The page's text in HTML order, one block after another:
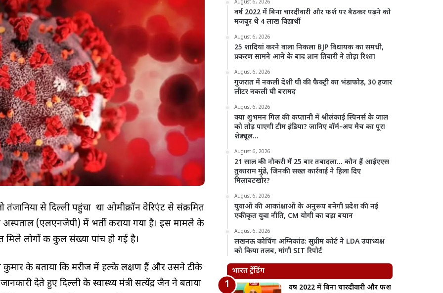
तंजानिया से दिल्ली पहुंचा था ओमीक्रॉन वेरिएंट से संक्रमित
(एलएनजेपी) में भर्ती कराया गया है। इस मामले के
लोगों की कुल संख्या पांच हो गई है।
के बताया कि मरीज में हल्के लक्षण हैं और उसने टीके
देते हुए दिल्ली के स्वास्थ्य मंत्री सत्येंद्र जैन ने बताया
August 6, 2026
वर्ष 2022 में बिना चारदीवारी और फर्श पर बैठकर पढ़ने को
मजबूर थे 4 लाख विद्यार्थी
August 6, 2026
25 शादियां करने वाला निकला BJP विधायक का समधी,
प्रकरण सामने आने के बाद ज्ञान तिवारी ने तोड़ा रिश्ता
August 6, 2026
गुजरात में नकली देशी घी की फैक्ट्री का भंडाफोड़, 30 हजार
लीटर नकली घी बरामद
August 6, 2026
क्या शुभमन गिल की कप्तानी में श्रीलंकाई स्पिनर्स के जाल
को तोड़ पाएगी टीम इंडिया? जानिए वॉर्म-अप मैच का पूरा
शेड्यूल…
August 6, 2026
21 साल की नौकरी में 25 बार तबादला… कौन हैं आईएएस
तुकाराम मुंढे, जिनकी सख्त कार्रवाई ने हिला दिए
मिलावटखोर?
August 6, 2026
युवाओं की आकांक्षाओं के अनुरूप बनेगी प्रदेश की नई
एकीकृत युवा नीति, CM योगी का बड़ा बयान
August 6, 2026
लखनऊ कोचिंग अग्निकांड: सुप्रीम कोर्ट ने LDA उपाध्यक्ष
को किया तलब, मांगी SIT रिपोर्ट
भारत ट्रेंडिंग
वर्ष 2022 में बिना चारदीवारी और फर्श